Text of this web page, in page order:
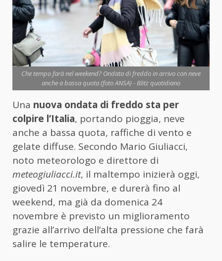
Che tempo farà nel weekend? Ondata di freddo in arrivo con neve
anche a bassa quota (foto ANSA) - Blitz quotidiano
Una nuova ondata di freddo sta per
colpire l’Italia, portando pioggia, neve
anche a bassa quota, raffiche di vento e
gelate diffuse. Secondo Mario Giuliacci,
noto meteorologo e direttore di
meteogiuliacci.it, il maltempo inizierà oggi,
giovedì 21 novembre, e durerà fino al
weekend, ma già da domenica 24
novembre è previsto un miglioramento
grazie all’arrivo dell’alta pressione che farà
salire le temperature.